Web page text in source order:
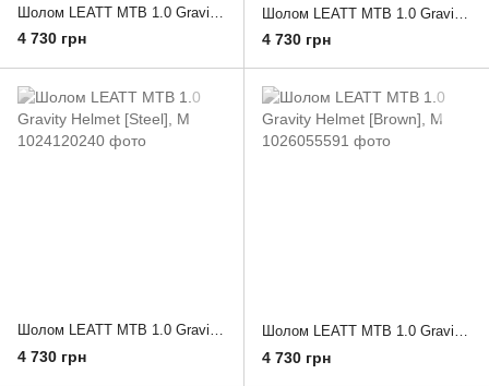
4 730 грн 4 730 грн
Шолом LEATT MTB 1.0 Gravity Helmet [Steel], M
4 730 грн
Шолом LEATT MTB 1.0 Gravity Helmet [Brown], M
4 730 грн